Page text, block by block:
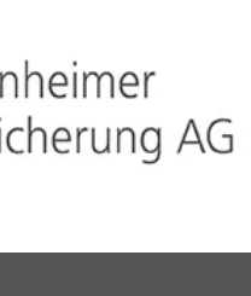
Beispielsweise
und Juweliere
Diese tragen